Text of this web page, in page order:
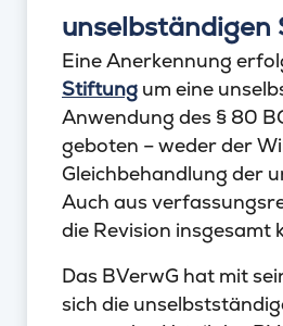
unselbständigen
Eine Anerkennung
Stiftung um eine
Anwendung des § 80
geboten – weder der
Gleichbehandlung der
Auch aus
die Revision insgesamt
Das BVerwG hat mit
sich die